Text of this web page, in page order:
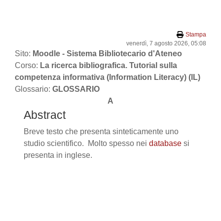
Stampa
venerdì, 7 agosto 2026, 05:08
Sito: Moodle - Sistema Bibliotecario d'Ateneo
Corso: La ricerca bibliografica. Tutorial sulla
competenza informativa (Information Literacy) (IL)
Glossario: GLOSSARIO
A
Abstract
Breve testo che presenta sinteticamente uno
studio scientifico. Molto spesso nei database si
presenta in inglese.